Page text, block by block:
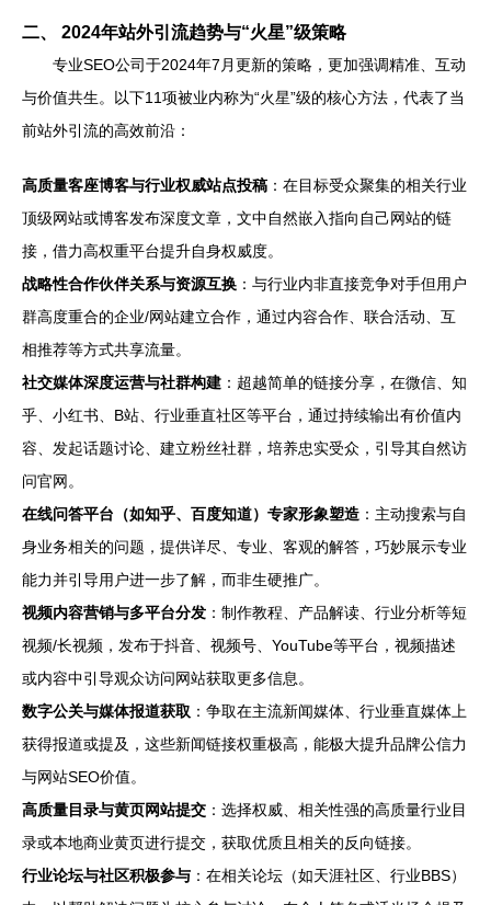
二、 2024年站外引流趋势与“火星”级策略
专业SEO公司于2024年7月更新的策略，更加强调精准、互动
与价值共生。以下11项被业内称为“火星”级的核心方法，代表了当
前站外引流的高效前沿：
高质量客座博客与行业权威站点投稿 ：在目标受众聚集的相关行业
顶级网站或博客发布深度文章，文中自然嵌入指向自己网站的链
接，借力高权重平台提升自身权威度。
战略性合作伙伴关系与资源互换 ：与行业内非直接竞争对手但用户
群高度重合的企业/网站建立合作，通过内容合作、联合活动、互
相推荐等方式共享流量。
社交媒体深度运营与社群构建 ：超越简单的链接分享，在微信、知
乎、小红书、B站、行业垂直社区等平台，通过持续输出有价值内
容、发起话题讨论、建立粉丝社群，培养忠实受众，引导其自然访
问官网。
在线问答平台（如知乎、百度知道）专家形象塑造 ：主动搜索与自
身业务相关的问题，提供详尽、专业、客观的解答，巧妙展示专业
能力并引导用户进一步了解，而非生硬推广。
视频内容营销与多平台分发 ：制作教程、产品解读、行业分析等短
视频/长视频，发布于抖音、视频号、YouTube等平台，视频描述
或内容中引导观众访问网站获取更多信息。
数字公关与媒体报道获取 ：争取在主流新闻媒体、行业垂直媒体上
获得报道或提及，这些新闻链接权重极高，能极大提升品牌公信力
与网站SEO价值。
高质量目录与黄页网站提交 ：选择权威、相关性强的高质量行业目
录或本地商业黄页进行提交，获取优质且相关的反向链接。
行业论坛与社区积极参与 ：在相关论坛（如天涯社区、行业BBS）